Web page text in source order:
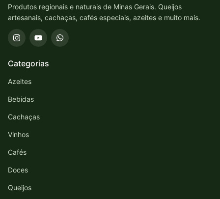
Produtos regionais e naturais de Minas Gerais. Queijos
artesanais, cachaças, cafés especiais, azeites e muito mais.
Categorias
Azeites
Bebidas
Cachaças
Vinhos
Cafés
Doces
Queijos